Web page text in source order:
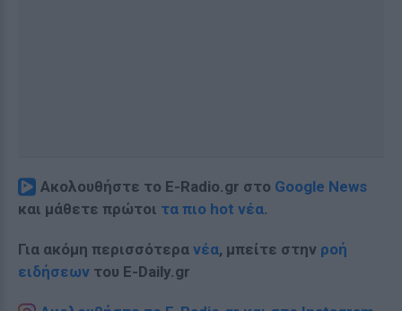
Ακολουθήστε το E-Radio.gr στο Google News
και μάθετε πρώτοι τα πιο hot νέα.
Για ακόμη περισσότερα νέα, μπείτε στην ροή
ειδήσεων του E-Daily.gr